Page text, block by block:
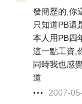
發簡歷的,你
只知道PB還
本人用PB四
這一點工資,
同時我也感
道
2007-